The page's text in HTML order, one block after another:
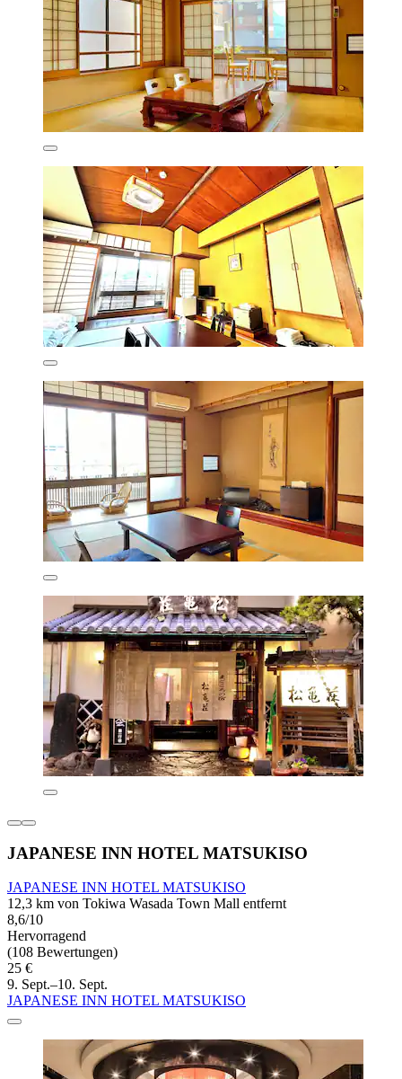
JAPANESE INN HOTEL MATSUKISO
JAPANESE INN HOTEL MATSUKISO
12,3 km von Tokiwa Wasada Town Mall entfernt
8,6/10
Hervorragend
(108 Bewertungen)
25 €
9. Sept.–10. Sept.
JAPANESE INN HOTEL MATSUKISO